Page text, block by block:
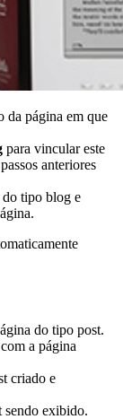
da página em que
para vincular este
anteriores
do tipo blog e
do tipo post.
a página
criado e
sendo exibido.